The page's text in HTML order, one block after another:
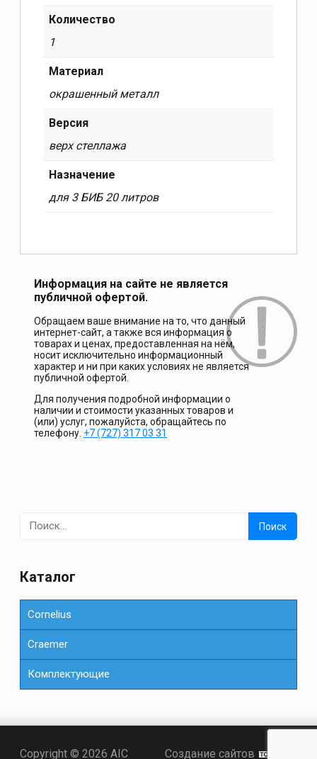
Количество
1
Материал
окрашенный металл
Версия
верх стеллажа
Назначение
для 3 БИБ 20 литров
Информация на сайте не является
публичной офертой.
Обращаем ваше внимание на то, что данный
интернет-сайт, а также вся информация о
товарах и ценах, предоставленная на нём,
носит исключительно информационный
характер и ни при каких условиях не является
публичной офертой.
Для получения подробной информации о
наличии и стоимости указанных товаров и
(или) услуг, пожалуйста, обращайтесь по
телефону. +7 (727) 317 03 31
Найти:
Каталог
Cornelius
Сraemer
Комплектующие
Copyright © 2026 AIC Создание сайтов Точка KZ